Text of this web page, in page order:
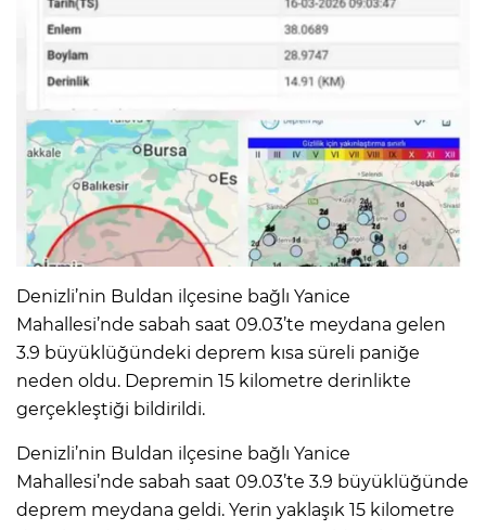
Denizli’nin Buldan ilçesine bağlı Yanice
Mahallesi’nde sabah saat 09.03’te meydana gelen
3.9 büyüklüğündeki deprem kısa süreli paniğe
neden oldu. Depremin 15 kilometre derinlikte
gerçekleştiği bildirildi.
Denizli’nin Buldan ilçesine bağlı Yanice
Mahallesi’nde sabah saat 09.03’te 3.9 büyüklüğünde
deprem meydana geldi. Yerin yaklaşık 15 kilometre